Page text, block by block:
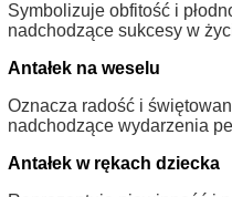
Symbolizuje obfitość i
nadchodzące sukcesy w
Antałek na weselu
Oznacza radość i
nadchodzące wydarzenia
Antałek w rękach dziecka